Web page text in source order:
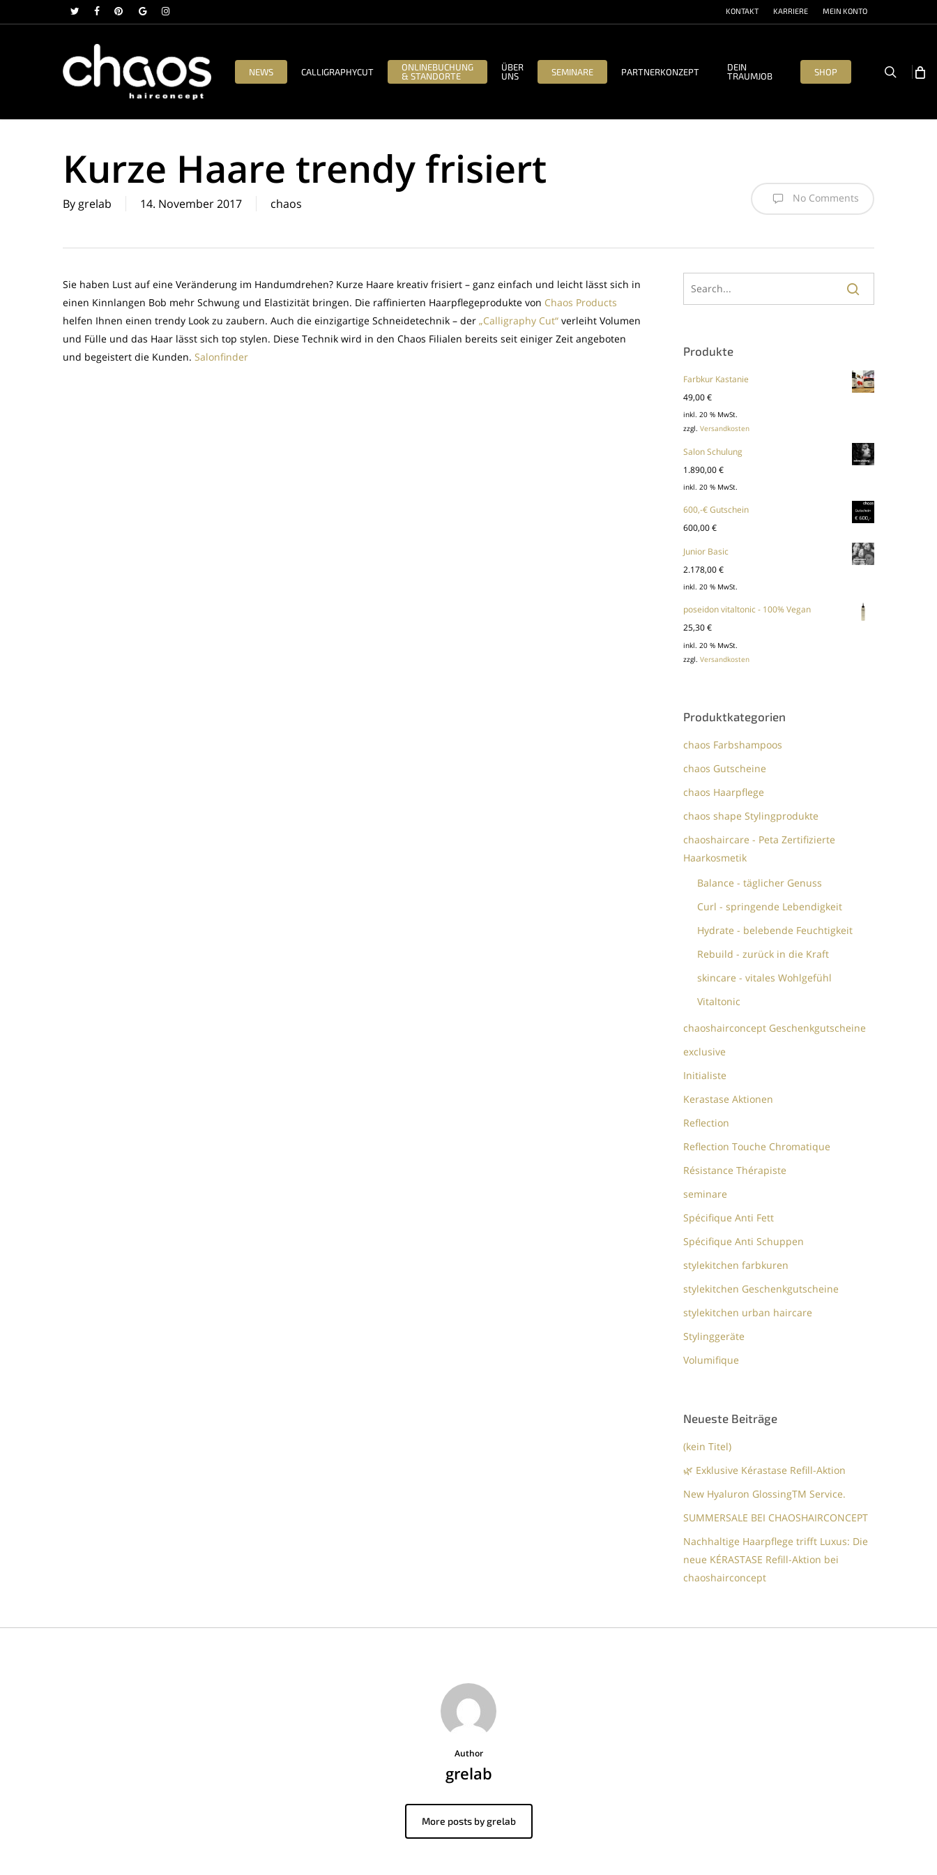
to
twitterfacebookpinterestgoogle-instagram
KONTAKT KARRIERE MEIN KONTO
NEWS CALLIGRAPHYCUT
ONLINEBUCHUNG
& STANDORTE
ÜBER
UNS
SEMINARE PARTNERKONZEPT
DEIN
TRAUMJOB
SHOP search
Kurze Haare trendy frisiert
By grelab 14. November 2017 chaos No Comments
Sie haben Lust auf eine Veränderung im Handumdrehen? Kurze Haare kreativ frisiert – ganz einfach und leicht lässt sich in
einen Kinnlangen Bob mehr Schwung und Elastizität bringen. Die raffinierten Haarpflegeprodukte von Chaos Products
helfen Ihnen einen trendy Look zu zaubern. Auch die einzigartige Schneidetechnik – der „Calligraphy Cut“ verleiht Volumen
und Fülle und das Haar lässt sich top stylen. Diese Technik wird in den Chaos Filialen bereits seit einiger Zeit angeboten
und begeistert die Kunden. Salonfinder Produkte
Farbkur Kastanie
49,00€
inkl. 20 % MwSt.
zzgl.Versandkosten
Salon Schulung
1.890,00€
inkl. 20 % MwSt.
600,-€ Gutschein
600,00€
Junior Basic
2.178,00€
inkl. 20 % MwSt.
poseidon vitaltonic - 100% Vegan
25,30€
inkl. 20 % MwSt.
zzgl.Versandkosten
Produktkategorien
chaos Farbshampoos
chaos Gutscheine
chaos Haarpflege
chaos shape Stylingprodukte
chaoshaircare - Peta Zertifizierte
Haarkosmetik
Balance - täglicher Genuss
Curl - springende Lebendigkeit
Hydrate - belebende Feuchtigkeit
Rebuild - zurück in die Kraft
skincare - vitales Wohlgefühl
Vitaltonic
chaoshairconcept Geschenkgutscheine
exclusive
Initialiste
Kerastase Aktionen
Reflection
Reflection Touche Chromatique
Résistance Thérapiste
seminare
Spécifique Anti Fett
Spécifique Anti Schuppen
stylekitchen farbkuren
stylekitchen Geschenkgutscheine
stylekitchen urban haircare
Stylinggeräte
Volumifique
Neueste Beiträge
(kein Titel)
🌿 Exklusive Kérastase Refill-Aktion
New Hyaluron GlossingTM​ Service.​
SUMMERSALE BEI CHAOSHAIRCONCEPT
Nachhaltige Haarpflege trifft Luxus: Die
neue KÉRASTASE Refill-Aktion bei
chaoshairconcept
Author
grelab
More posts by grelab